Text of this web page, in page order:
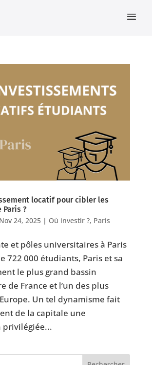
locatif pour cibler les
?
Nov 24, 2025| Où investir ?, Paris
et pôles universitaires à Paris
722 000 étudiants, Paris et sa
le plus grand bassin
de France et l’un des plus
Un tel dynamisme fait
de la capitale une